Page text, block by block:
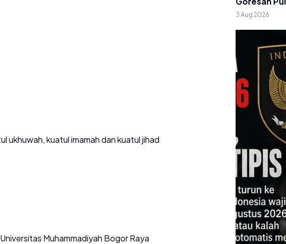
ukhuwah, kuatul imamah dan kuatul jihad
Muhammadiyah Bogor Raya
3 Aug 2026